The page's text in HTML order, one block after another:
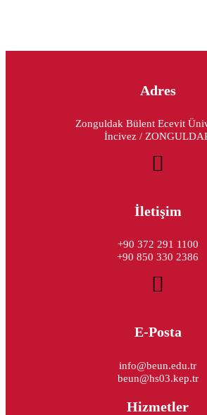
Adres
Zonguldak Bülent Ecevit
İncivez /
İletişim
+90 372 291 1100
+90 850 330 2386
E-Posta
info@beun.edu.tr
beun@hs03.kep.tr
Hizmetler